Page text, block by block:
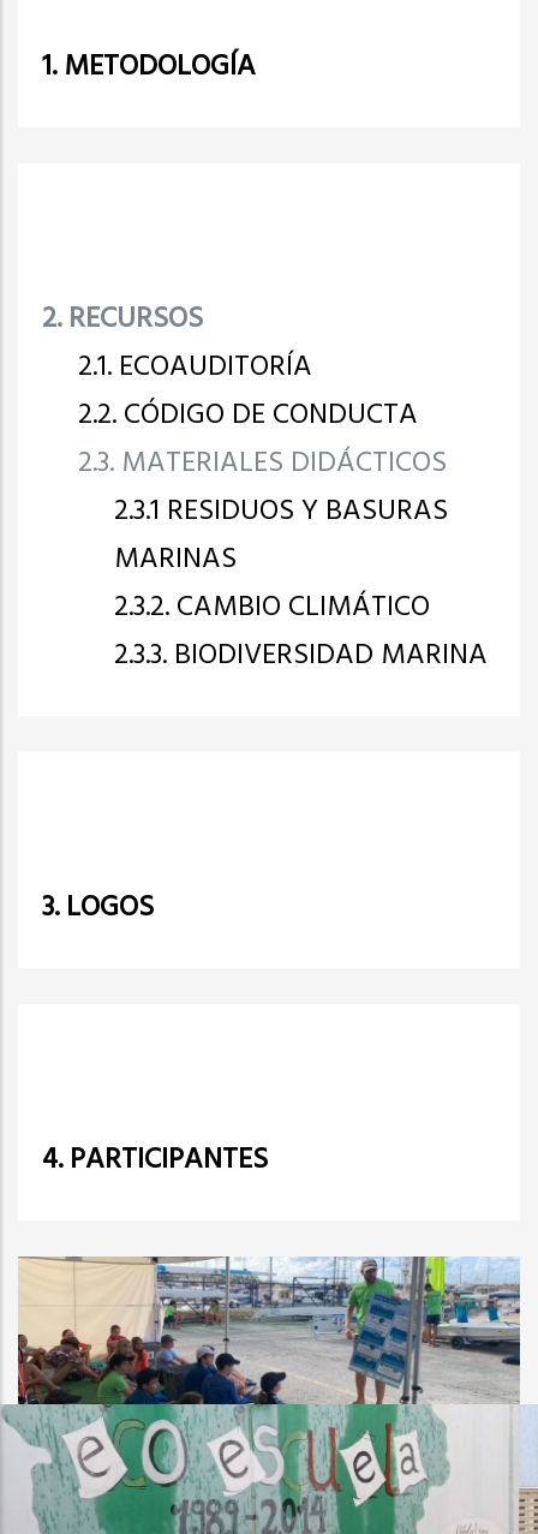
1. METODOLOGÍA
2. RECURSOS
2.1. ECOAUDITORÍA
2.2. CÓDIGO DE CONDUCTA
2.3. MATERIALES DIDÁCTICOS
2.3.1 RESIDUOS Y BASURAS
MARINAS
2.3.2. CAMBIO CLIMÁTICO
2.3.3. BIODIVERSIDAD MARINA
3. LOGOS
4. PARTICIPANTES